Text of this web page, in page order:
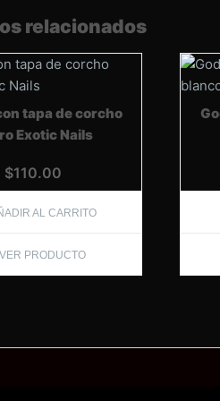
relacionados
tapa de corcho
Exotic Nails
$110.00
AL CARRITO
VER PRODUCTO